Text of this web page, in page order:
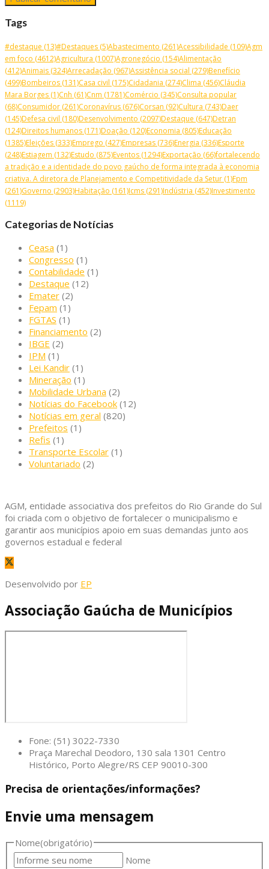
Tags
#destaque (13)#Destaques (5)Abastecimento (261)Acessibilidade (109)Agm
em foco (4612)Agricultura (1007)Agronegócio (154)Alimentação
(412)Animais (324)Arrecadação (967)Assistência social (279)Benefício
(499)Bombeiros (131)Casa civil (175)Cidadania (274)Clima (456)Cláudia
Mara Borges (1)Cnh (61)Cnm (1781)Comércio (345)Consulta popular
(68)Consumidor (261)Coronavírus (676)Corsan (92)Cultura (743)Daer
(145)Defesa civil (180)Desenvolvimento (2097)Destaque (647)Detran
(124)Direitos humanos (171)Doação (120)Economia (805)Educação
(1385)Eleições (333)Emprego (427)Empresas (736)Energia (336)Esporte
(248)Estiagem (132)Estudo (875)Eventos (1294)Exportação (66)fortalecendo
a tradição e a identidade do povo gaúcho de forma integrada à economia
criativa. A diretora de Planejamento e Competitividade da Setur (1)Fpm
(261)Governo (2903)Habitação (161)Icms (291)Indústria (452)Investimento
(1119)
Categorias de Notícias
Ceasa (1)
Congresso (1)
Contabilidade (1)
Destaque (12)
Emater (2)
Fepam (1)
FGTAS (1)
Financiamento (2)
IBGE (2)
IPM (1)
Lei Kandir (1)
Mineração (1)
Mobilidade Urbana (2)
Notícias do Facebook (12)
Notícias em geral (820)
Prefeitos (1)
Refis (1)
Transporte Escolar (1)
Voluntariado (2)
AGM, entidade associativa dos prefeitos do Rio Grande do Sul
foi criada com o objetivo de fortalecer o municipalismo e
garantir aos municípios apoio em suas demandas junto aos
governos estadual e federal
Desenvolvido por EP
Associação Gaúcha de Municípios
Fone: (51) 3022-7330
Praça Marechal Deodoro, 130 sala 1301 Centro
Histórico, Porto Alegre/RS CEP 90010-300
Precisa de orientações/informações?
Envie uma mensagem
Nome(obrigatório)
Nome